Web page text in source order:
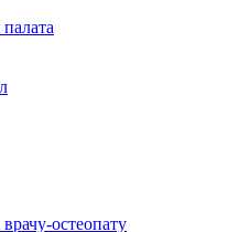
остеопату